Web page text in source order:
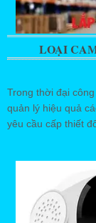
LOẠI
Trong thời đại
quản lý hiệu quả
yêu cầu cấp thiết